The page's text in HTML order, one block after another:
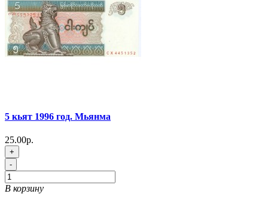
5 кьят 1996 год. Мьянма
25.00р.
+
-
В корзину